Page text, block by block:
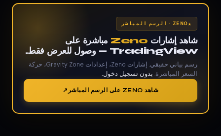
ZENO · الرسم المباشر
شاهد إشارات Zeno مباشرة على
TradingView — وصول للعرض فقط.
رسم بياني حقيقي. إشارات Zeno، إعدادات Gravity Zone، حركة
السعر المباشرة. بدون تسجيل دخول.
شاهد ZENO على الرسم المباشر